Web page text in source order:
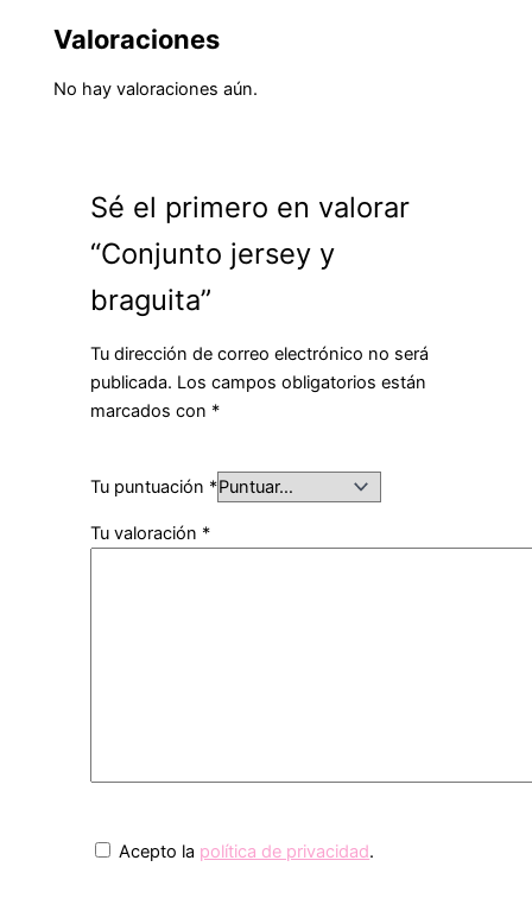
Valoraciones
No hay valoraciones aún.
Sé el primero en valorar
“Conjunto jersey y
braguita”
Tu dirección de correo electrónico no será
publicada. Los campos obligatorios están
marcados con *
Tu puntuación *
Tu valoración *
Acepto la política de privacidad.